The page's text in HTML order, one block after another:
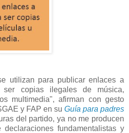
utilizan para publicar enlaces a
ser copias ilegales de música,
multimedia", afirman con gesto
y FAP en su Guía para padres
del partido, ya no me producen
fundamentalistas y